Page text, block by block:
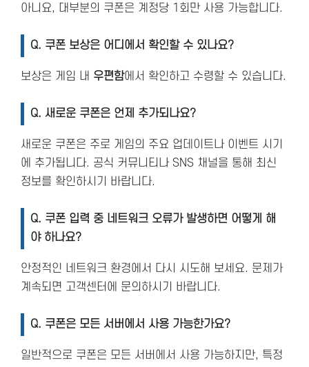
아니요, 대부분의 쿠폰은 계정당 1회만 사용 가능합니다.
Q. 쿠폰 보상은 어디에서 확인할 수 있나요?
보상은 게임 내 우편함에서 확인하고 수령할 수 있습니다.
Q. 새로운 쿠폰은 언제 추가되나요?
새로운 쿠폰은 주로 게임의 주요 업데이트나 이벤트 시기
에 추가됩니다. 공식 커뮤니티나 SNS 채널을 통해 최신
정보를 확인하시기 바랍니다.
Q. 쿠폰 입력 중 네트워크 오류가 발생하면 어떻게 해
야 하나요?
안정적인 네트워크 환경에서 다시 시도해 보세요. 문제가
계속되면 고객센터에 문의하시기 바랍니다.
Q. 쿠폰은 모든 서버에서 사용 가능한가요?
일반적으로 쿠폰은 모든 서버에서 사용 가능하지만, 특정